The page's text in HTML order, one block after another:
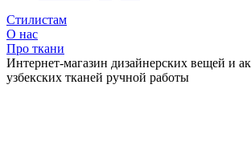
Стилистам
О нас
Про ткани
Интернет-магазин дизайнерских вещей и
узбекских тканей ручной работы